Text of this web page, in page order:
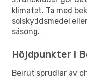
klimatet. Ta med
solskyddsmedel
säsong.
Höjdpunkter i
Beirut sprudlar av